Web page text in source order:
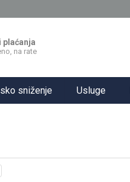
plaćanja
na rate
sniženje Usluge